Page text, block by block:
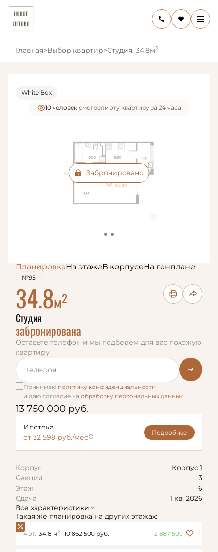
Главная>Выбор квартир>Студия, 34.8м2
White Box
10 человек смотрели эту квартиру за 24 часа
Забронировано
ПланировкаНа этажеВ корпусеНа генплане
№95
34.8м2
Студия
забронирована
Оставьте телефон и мы подберем для вас похожую
квартиру
Принимаю политику конфиденциальности
и даю согласие на обработку персональных данных
13 750 000 руб.
Ипотека
от 32 598 руб./мес
Подробнее
Корпус
Корпус 1
Секция
3
Этаж
6
Сдача
1 кв. 2026
Все характеристики
Такая же планировка на других этажах:
4 эт. 34.8 м2 10 862 500 руб. -2 887 500